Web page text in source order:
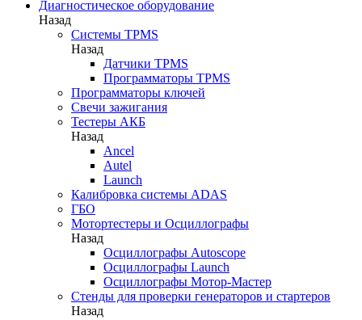
Диагностическое оборудование
Назад
Системы TPMS
Назад
Датчики TPMS
Программаторы TPMS
Программаторы ключей
Свечи зажигания
Тестеры АКБ
Назад
Ancel
Autel
Launch
Калибровка системы ADAS
ГБО
Мотортестеры и Осциллографы
Назад
Осциллографы Autoscope
Осциллографы Launch
Осциллографы Мотор-Мастер
Стенды для проверки генераторов и стартеров
Назад